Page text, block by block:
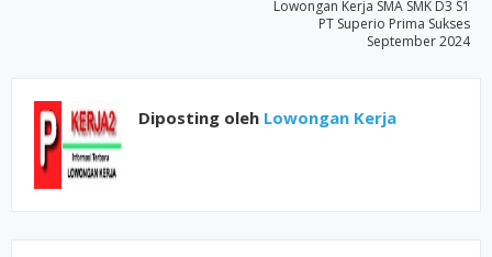
Lowongan Kerja SMA SMK D3 S1
PT Superio Prima Sukses
September 2024
Diposting oleh Lowongan Kerja